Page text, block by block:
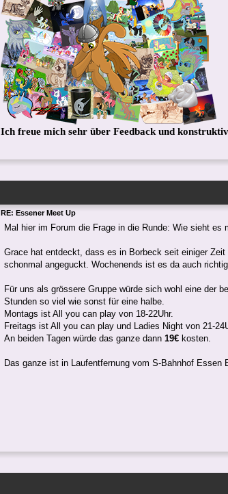
Ich freue mich sehr über Feedback und
RE: Essener Meet Up
Mal hier im Forum die Frage in die Runde: Wie sieht es
Grace hat entdeckt, dass es in Borbeck seit einiger Zeit
schonmal angeguckt. Wochenends ist es da auch
Für uns als grössere Gruppe würde sich wohl eine der
Stunden so viel wie sonst für eine halbe.
Montags ist All you can play von 18-22Uhr.
Freitags ist All you can play und Ladies Night von 21-
An beiden Tagen würde das ganze dann 19€ kosten.
Das ganze ist in Laufentfernung vom S-Bahnhof Essen